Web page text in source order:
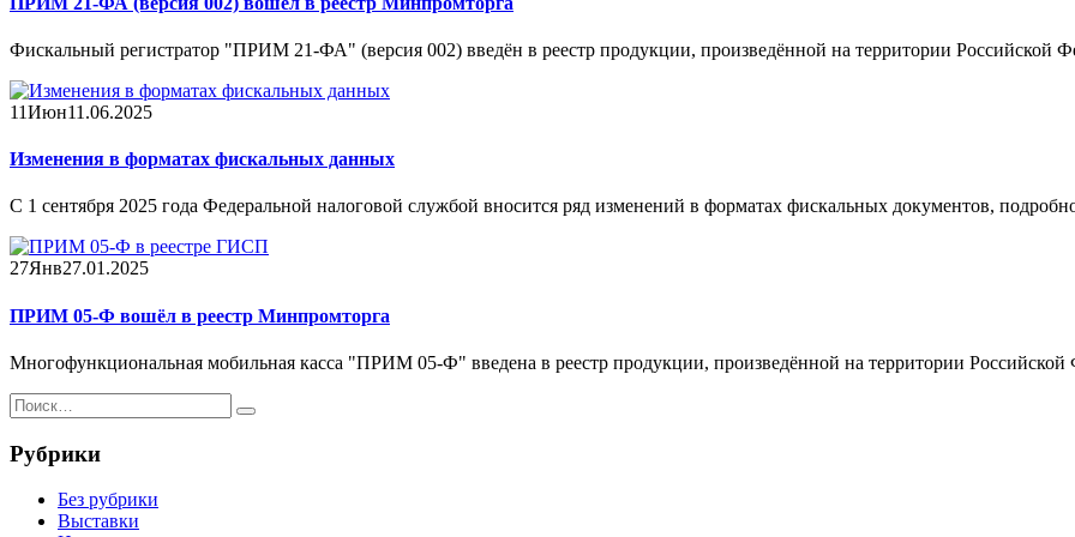
Фискальный регистратор "ПРИМ 21-ФА" (версия 002) введён в реестр продукции, произведённой на территории Российской
11Июн11.06.2025
Изменения в форматах фискальных данных
С 1 сентября 2025 года Федеральной налоговой службой вносится ряд изменений в форматах фискальных документов,
27Янв27.01.2025
ПРИМ 05-Ф вошёл в реестр Минпромторга
Многофункциональная мобильная касса "ПРИМ 05-Ф" введена в реестр продукции, произведённой на территории
Рубрики
Без рубрики
Выставки